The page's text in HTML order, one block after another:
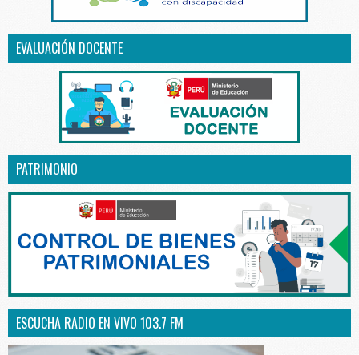
EVALUACIÓN DOCENTE
PATRIMONIO
ESCUCHA RADIO EN VIVO 103.7 FM